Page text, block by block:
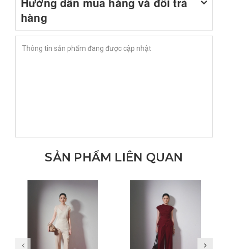
hàng
Thông tin sản phẩm đang được cập nhật
SẢN PHẨM LIÊN QUAN